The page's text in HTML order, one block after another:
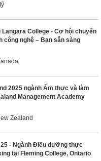
Langara College - Cơ hội chuyển
công nghệ – Bạn sẵn sàng
2025 ngành Ẩm thực và làm
Management Academy
Zealand
- Ngành Điều dưỡng thực
tại Fleming College, Ontario